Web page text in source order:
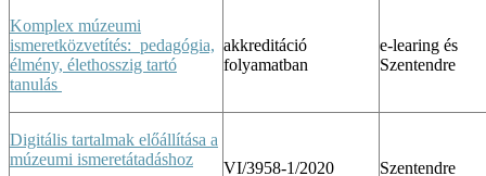
Komplex múzeumi
ismeretközvetítés: pedagógia,
élmény, élethosszig tartó
tanulás
akkreditáció
folyamatban
e-learing és
Szentendre
Digitális tartalmak előállítása a
múzeumi ismeretátadáshoz
VI/3958-1/2020 Szentendre